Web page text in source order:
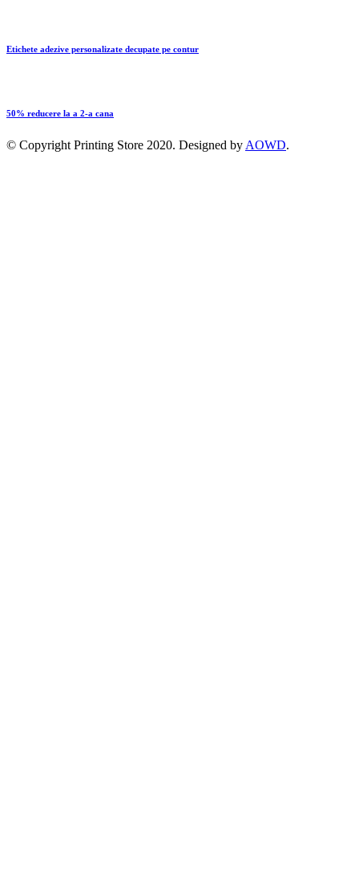
Etichete adezive personalizate decupate pe contur
50% reducere la a 2-a cana
© Copyright Printing Store 2020. Designed by AOWD.